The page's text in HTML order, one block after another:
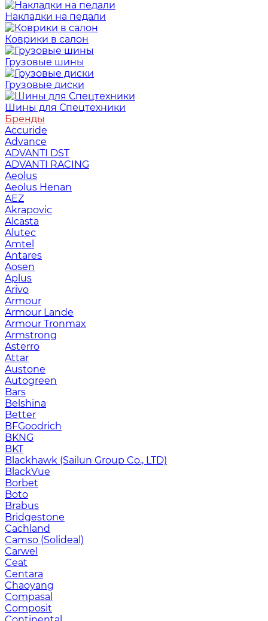
Накладки на педали
Коврики в салон
Грузовые шины
Грузовые диски
Шины для Спецтехники
Бренды
Accuride
Advance
ADVANTI DST
ADVANTI RACING
Aeolus
Aeolus Henan
AEZ
Akrapovic
Alcasta
Alutec
Amtel
Antares
Aosen
Aplus
Arivo
Armour
Armour Lande
Armour Tronmax
Armstrong
Asterro
Attar
Austone
Autogreen
Bars
Belshina
Better
BFGoodrich
BKNG
BKT
Blackhawk (Sailun Group Co., LTD)
BlackVue
Borbet
Boto
Brabus
Bridgestone
Cachland
Camso (Solideal)
Carwel
Ceat
Centara
Chaoyang
Compasal
Composit